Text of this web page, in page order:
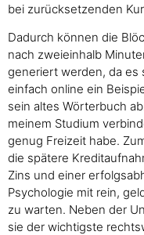
bei zurücksetzenden
Dadurch können die
nach zweieinhalb
generiert werden, da es
einfach online ein
sein altes Wörterbuch
meinem Studium
genug Freizeit habe.
die spätere
Zins und einer
Psychologie mit rein,
zu warten. Neben der
sie der wichtigste